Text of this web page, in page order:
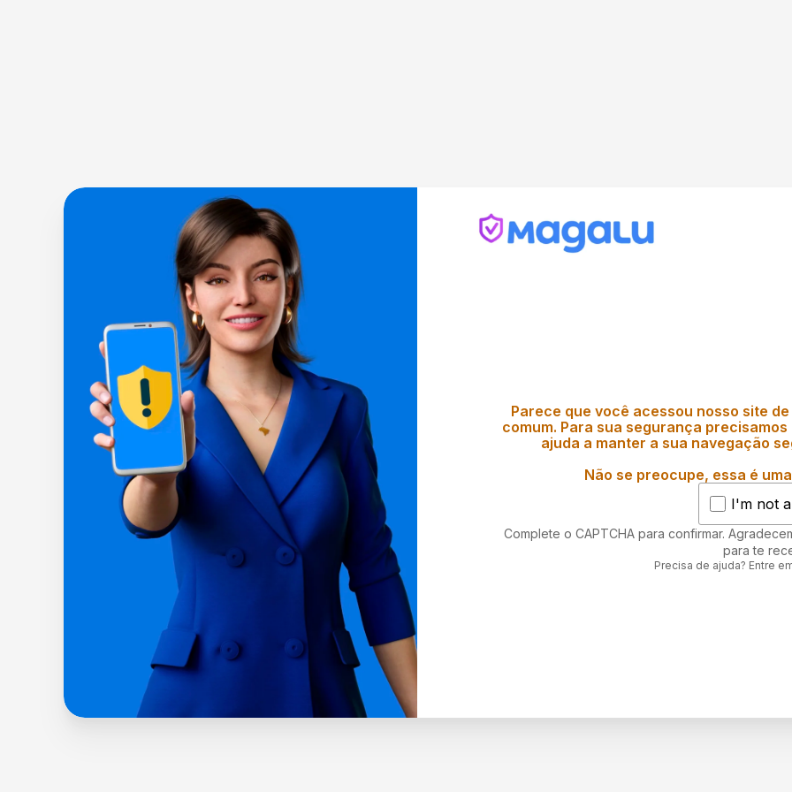
Parece que você acessou nosso site
comum. Para sua segurança
ajuda a manter a sua navegação
Não se preocupe, essa é
I'm not
Complete o CAPTCHA para confirmar.
para te
Precisa de ajuda? Entre